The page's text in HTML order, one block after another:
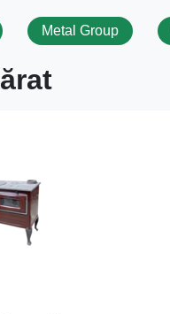
Metal Group